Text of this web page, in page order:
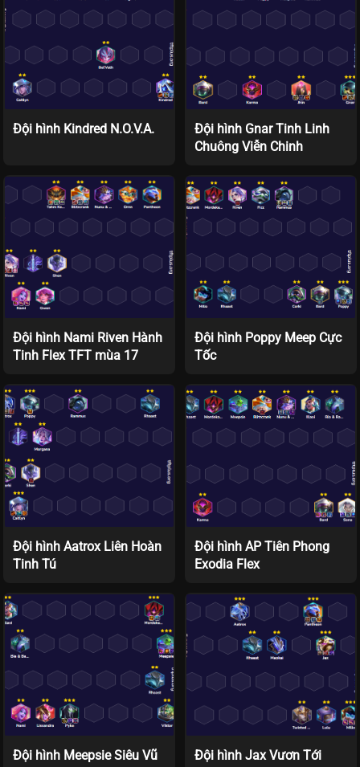
Đội hình Kindred N.O.V.A.
Đội hình Gnar Tinh Linh
Chuông Viễn Chinh
Đội hình Nami Riven Hành
Tinh Flex TFT mùa 17
Đội hình Poppy Meep Cực
Tốc
Đội hình Aatrox Liên Hoàn
Tinh Tú
Đội hình AP Tiên Phong
Exodia Flex
Đội hình Meepsie Siêu Vũ
Đội hình Jax Vươn Tới